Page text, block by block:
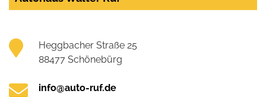
Heggbacher Straße 25
88477 Schönebürg
info@auto-ruf.de